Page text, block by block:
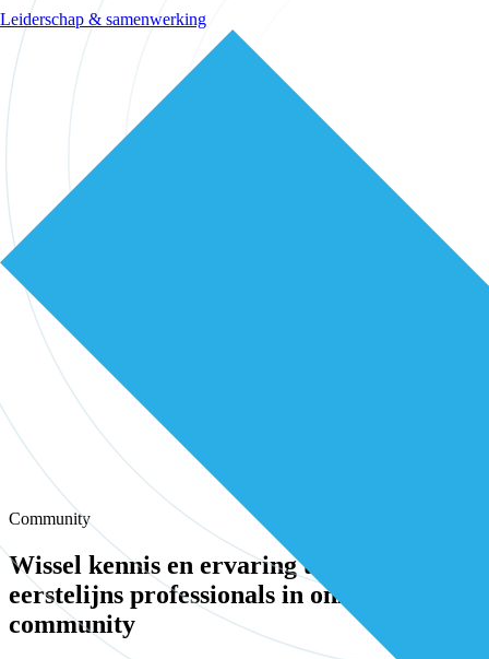
Leiderschap & samenwerking
Community
Wissel kennis en ervaring uit met andere
eerstelijns professionals in onze
community